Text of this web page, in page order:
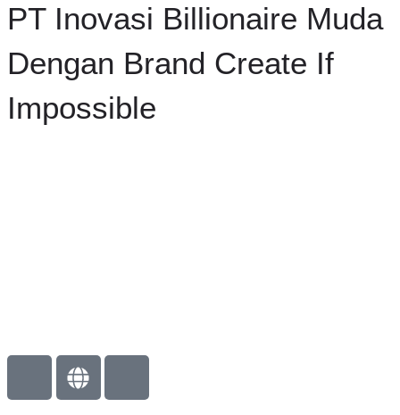
PT Inovasi Billionaire Muda
Dengan Brand Create If
Impossible